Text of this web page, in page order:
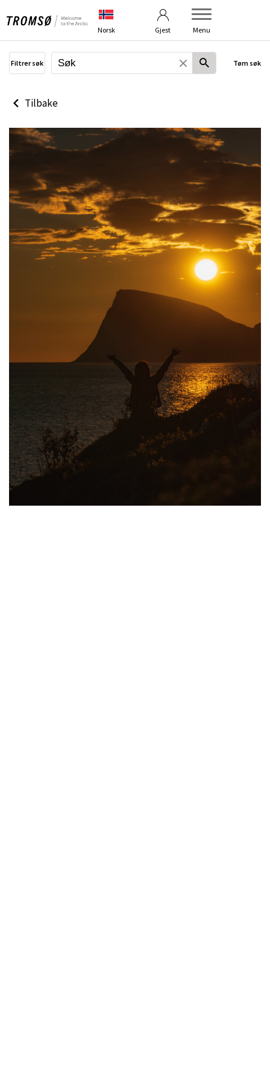
Norsk Gjest Menu
Om bildebanken
Filtrer søk Tøm søk
Tilbake